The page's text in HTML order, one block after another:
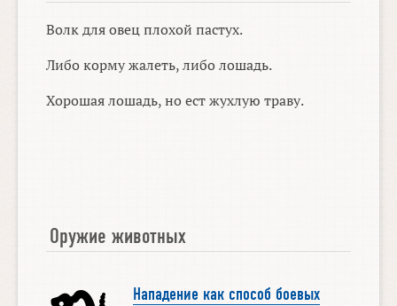
Волк для овец плохой пастух.
Либо корму жалеть, либо лошадь.
Хорошая лошадь, но ест жухлую траву.
Оружие животных
Нападение как способ боевых